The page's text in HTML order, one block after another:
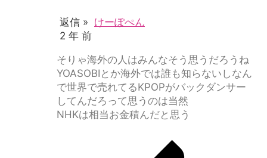
返信 » けーぽぺん
2 年 前
そりゃ海外の人はみんなそう思うだろうね
YOASOBIとか海外では誰も知らないしなん
で世界で売れてるKPOPがバックダンサー
してんだろって思うのは当然
NHKは相当お金積んだと思う